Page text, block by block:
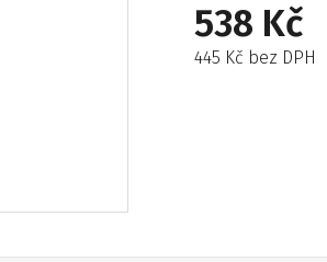
538 Kč
445 Kč bez DPH